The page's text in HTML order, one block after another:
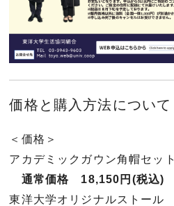
価格と購入方法について
＜価格＞
アカデミックガウン角帽セット
通常価格 18,150円(税込)
東洋大学オリジナルストール